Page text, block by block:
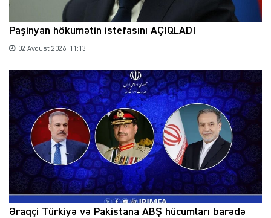
Paşinyan hökumətin istefasını AÇIQLADI
02 Avqust 2026, 11:13
Əraqçi Türkiyə və Pakistana ABŞ hücumları barədə